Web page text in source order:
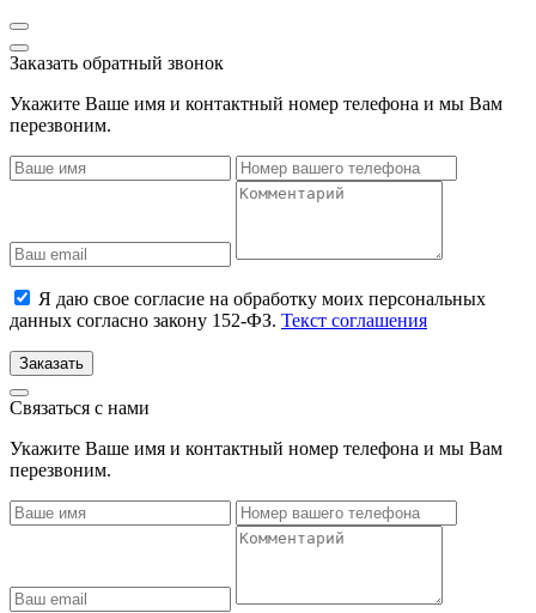
Заказать обратный звонок
Укажите Ваше имя и контактный номер телефона и мы Вам
перезвоним.
Я даю свое согласие на обработку моих персональных
данных согласно закону 152-ФЗ. Текст соглашения
Заказать
Связаться с нами
Укажите Ваше имя и контактный номер телефона и мы Вам
перезвоним.